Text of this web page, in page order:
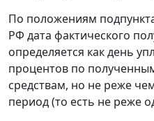
По положениям
РФ дата фактического
определяется как день
процентов по
средствам, но не реже
период (то есть не реже